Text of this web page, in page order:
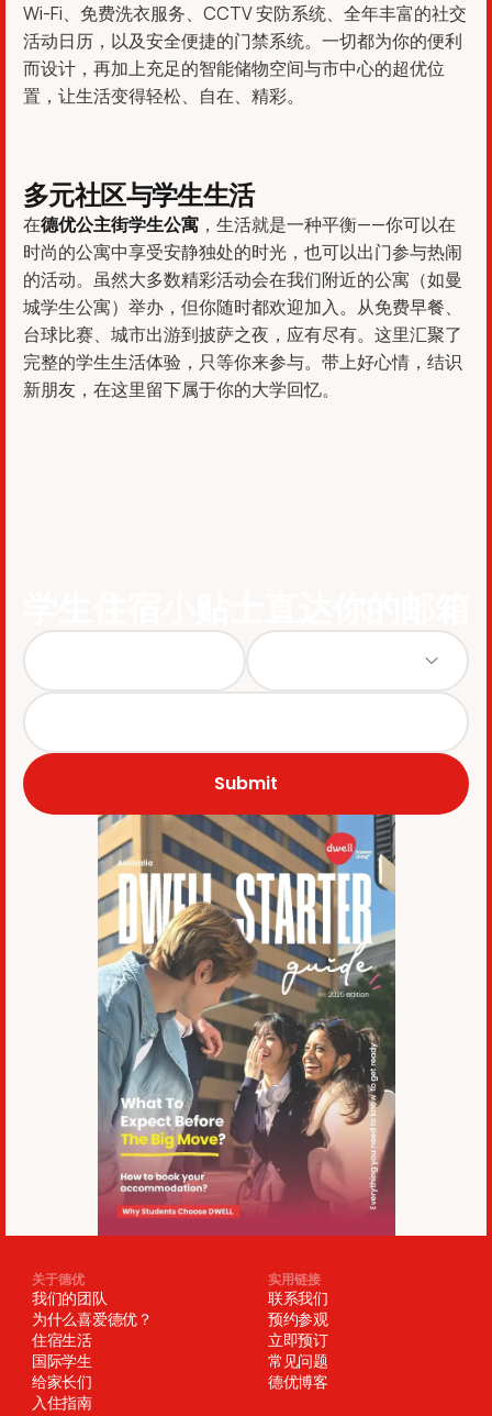
Wi-Fi、免费洗衣服务、CCTV 安防系统、全年丰富的社交
活动日历，以及安全便捷的门禁系统。一切都为你的便利
而设计，再加上充足的智能储物空间与市中心的超优位
置，让生活变得轻松、自在、精彩。
多元社区与学生生活
在德优公主街学生公寓 ，生活就是一种平衡——你可以在
时尚的公寓中享受安静独处的时光，也可以出门参与热闹
的活动。虽然大多数精彩活动会在我们附近的公寓（如曼
城学生公寓）举办，但你随时都欢迎加入。从免费早餐、
台球比赛、城市出游到披萨之夜，应有尽有。这里汇聚了
完整的学生生活体验，只等你来参与。带上好心情，结识
新朋友，在这里留下属于你的大学回忆。
Submit
关于德优
我们的团队
为什么喜爱德优？
住宿生活
国际学生
给家长们
入住指南
实用链接
联系我们
预约参观
立即预订
常见问题
德优博客